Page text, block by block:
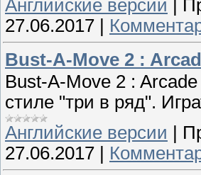
Английские версии
27.06.2017
Bust-A-Move 2 :
Bust-A-Move 2 :
стиле "три в ряд".
Английские версии |
27.06.2017 |